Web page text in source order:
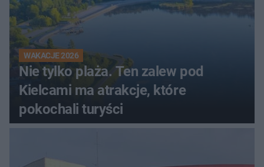
WAKACJE 2026
Nie tylko plaża. Ten zalew pod
Kielcami ma atrakcje, które
pokochali turyści